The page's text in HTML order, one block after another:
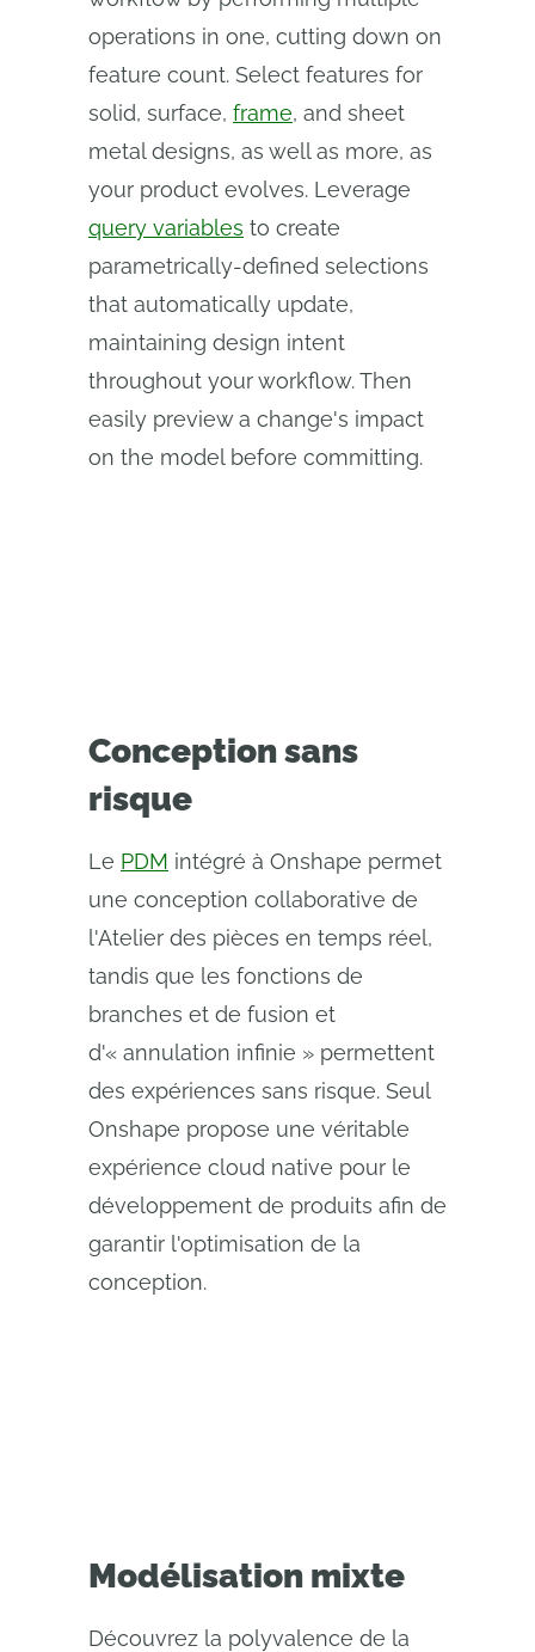
operations in one, cutting down on
feature count. Select features for
solid, surface, frame, and sheet
metal designs, as well as more, as
your product evolves. Leverage
query variables to create
parametrically-defined selections
that automatically update,
maintaining design intent
throughout your workflow. Then
easily preview a change's impact
on the model before committing.
Conception sans
risque
Le PDM intégré à Onshape permet
une conception collaborative de
l'Atelier des pièces en temps réel,
tandis que les fonctions de
branches et de fusion et
d'« annulation infinie » permettent
des expériences sans risque. Seul
Onshape propose une véritable
expérience cloud native pour le
développement de produits afin de
garantir l'optimisation de la
conception.
Modélisation mixte
Découvrez la polyvalence de la